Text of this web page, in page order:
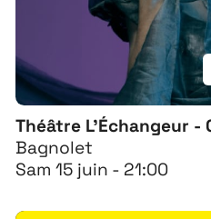
Théâtre L'Échangeur -
Bagnolet
Sam 15 juin - 21:00